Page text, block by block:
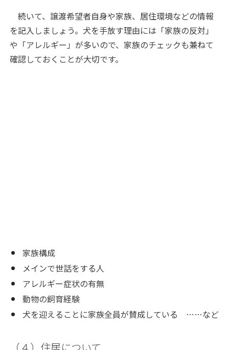
続いて、譲渡希望者自身や家族、居住環境などの情報
を記入しましょう。犬を手放す理由には「家族の反対」
や「アレルギー」が多いので、家族のチェックも兼ねて
確認しておくことが大切です。
家族構成
メインで世話をする人
アレルギー症状の有無
動物の飼育経験
犬を迎えることに家族全員が賛成している ……など
（４）住居について